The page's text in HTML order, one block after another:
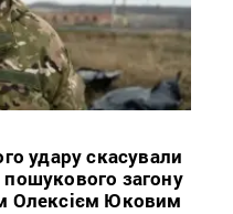
удару скасували
загону
Олексієм Юковим